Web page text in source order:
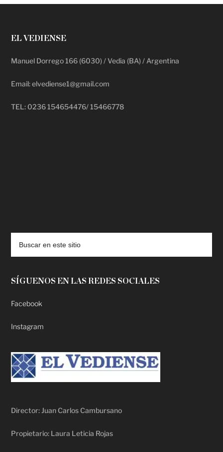
EL VEDIENSE
Manuel Dorrego 166 (6030) / Vedia (BA) / Argentina
Email: elvediense1@gmail.com
TEL: 0236 154654476/ 15466778
SÍGUENOS EN LAS REDES SOCIALES
Facebook
Instagram
Director: Juan Carlos Cambursano
Propietario: Laura Leticia Rojas